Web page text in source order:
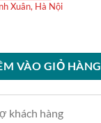
Xuân, Hà Nội
VÀO GIỎ HÀNG
khách hàng